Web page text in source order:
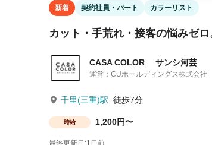
新着 契約社員・パート カラーリスト
カット・手荒れ・接客の悩みゼ
CASA COLOR サンシ河芸
運営：CUホールディングス株式会社
千里(三重)駅 徒歩7分
時給 1,200円〜